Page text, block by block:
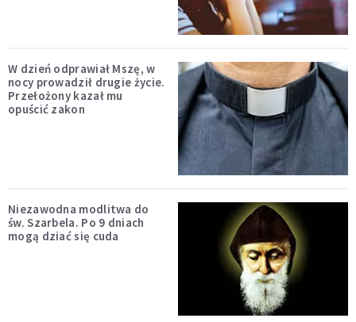
W dzień odprawiał Mszę, w
nocy prowadził drugie życie.
Przełożony kazał mu
opuścić zakon
Niezawodna modlitwa do
św. Szarbela. Po 9 dniach
mogą dziać się cuda